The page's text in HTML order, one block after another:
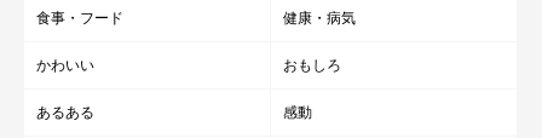
食事・フード 健康・病気
かわいい おもしろ
あるある 感動